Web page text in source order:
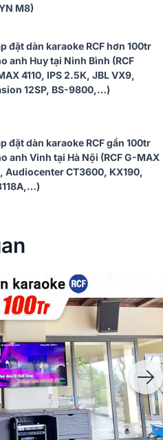
M8)
đặt dàn karaoke RCF hơn 100tr
anh Huy tại Ninh Bình (RCF
4110, IPS 2.5K, JBL VX9,
12SP, BS-9800,…)
đặt dàn karaoke RCF gần 100tr
anh Vinh tại Hà Nội (RCF G-MAX
Audiocenter CT3600, KX190,